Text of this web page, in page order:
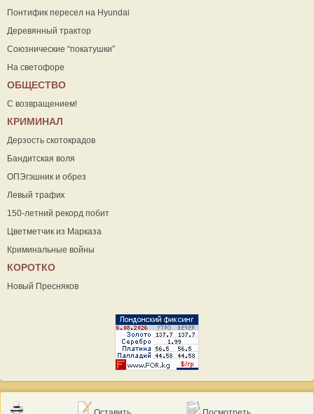
Понтифик пересел на Hyundai
Деревянный трактор
Союзнические “покатушки”
На светофоре
ОБЩЕСТВО
С возвращением!
КРИМИНАЛ
Дерзость скотокрадов
Бандитская воля
ОПЭгэшник и обрез
Левый трафик
150-летний рекорд побит
Цветметчик из Марказа
Криминальные войны
КОРОТКО
Новый Пресняков